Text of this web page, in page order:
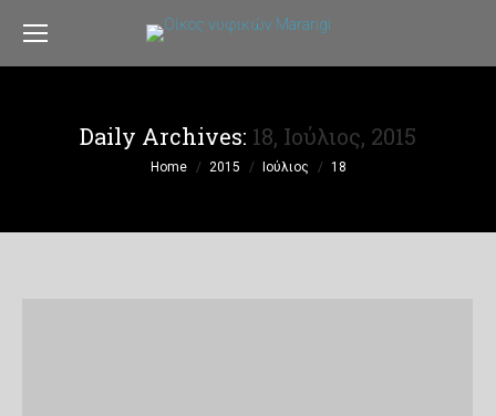
Daily Archives: 18, Ιούλιος, 2015
You are here:
Home 2015 Ιούλιος 18